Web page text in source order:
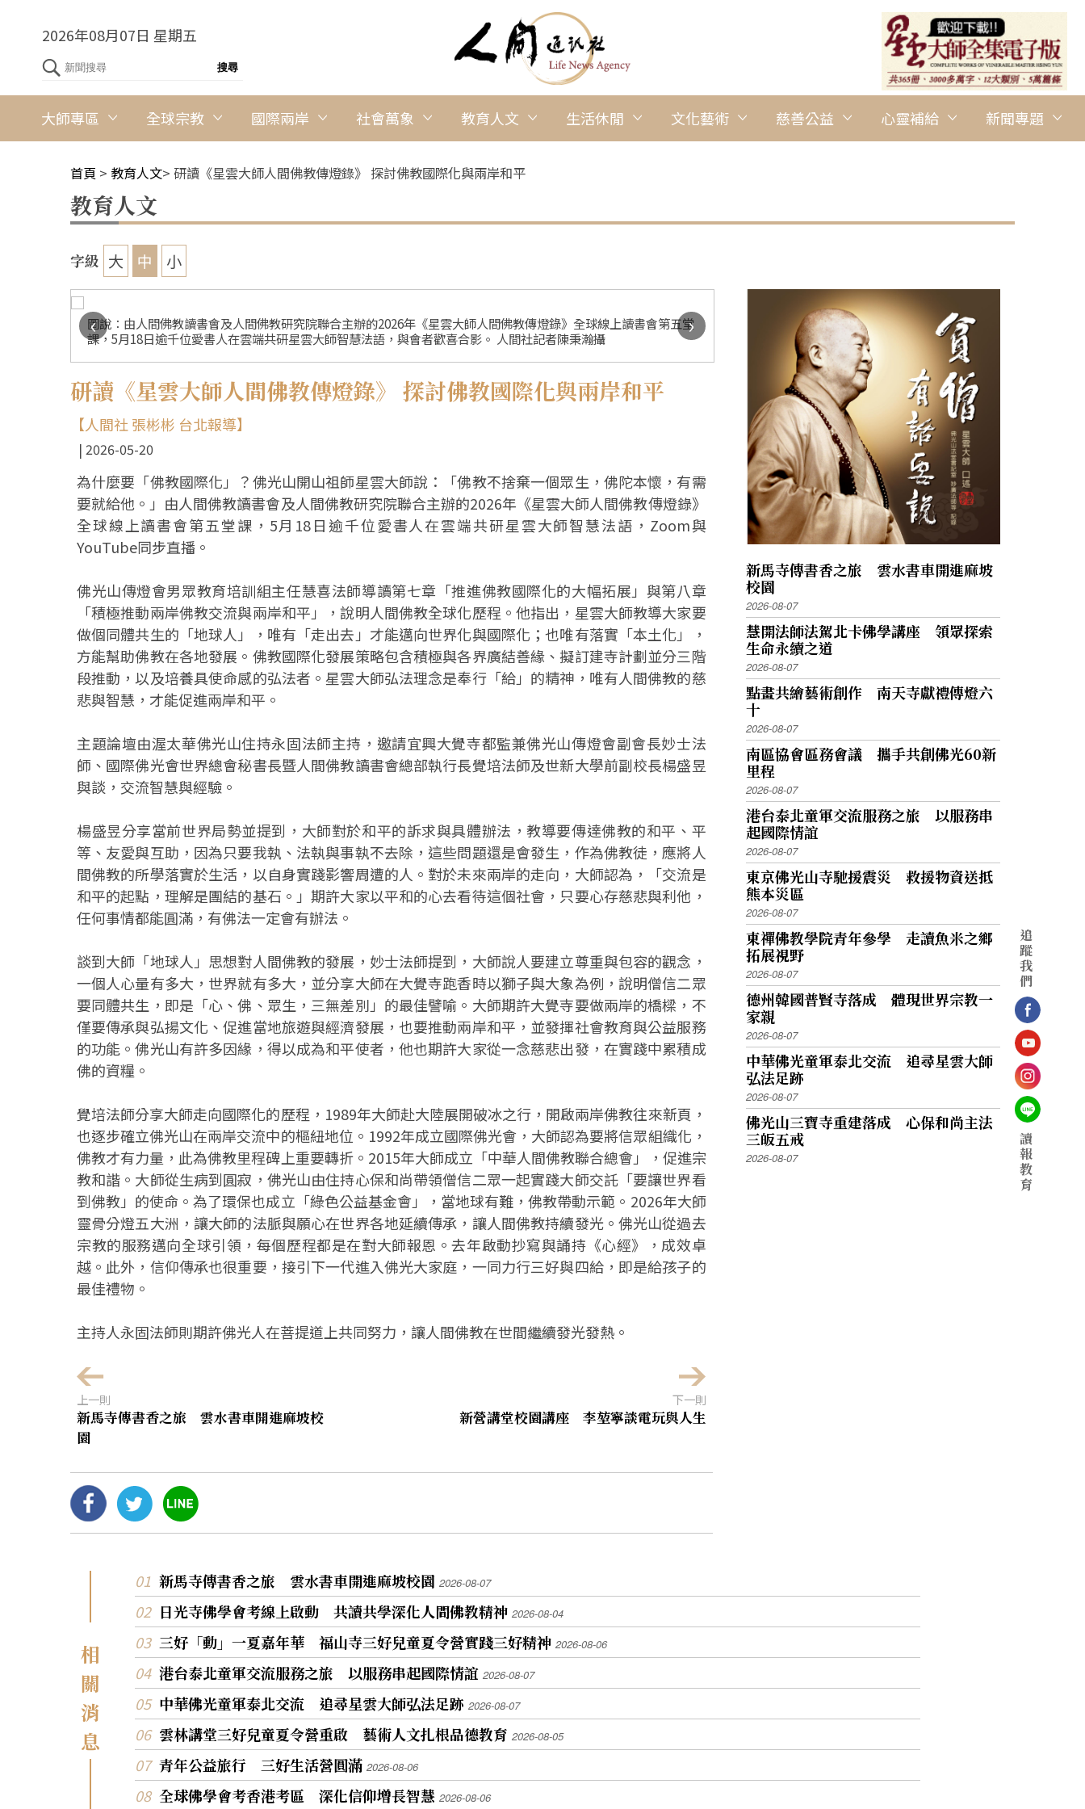
2026年08月07日 星期五
大師專區 全球宗教 國際兩岸 社會萬象 教育人文 生活休閒 文化藝術 慈善公益 心靈補給 新聞專題
首頁 > 教育人文> 研讀《星雲大師人間佛教傳燈錄》 探討佛教國際化與兩岸和平
教育人文
字級 大 中 小
圖說：由人間佛教讀書會及人間佛教研究院聯合主辦的2026年《星雲大師人間佛教傳燈錄》全球線上讀書會第五堂
課，5月18日逾千位愛書人在雲端共研星雲大師智慧法語，與會者歡喜合影。 人間社記者陳秉瀚攝
圖說：主題論壇由渥太華佛光山住持永固法師(右上第1位)主持
師(右上第2位)、國際佛光會世界總會秘書長暨人間佛教讀書會
長楊盛昱(右上第4位)與談，交流智慧與經驗。 人間社記者陳秉瀚
‹ ›
研讀《星雲大師人間佛教傳燈錄》 探討佛教國際化與兩岸和平
【人間社 張彬彬 台北報導】
2026-05-20
為什麼要「佛教國際化」？佛光山開山祖師星雲大師說：「佛教不捨棄一個眾生，佛陀本懷，有需
要就給他。」由人間佛教讀書會及人間佛教研究院聯合主辦的2026年《星雲大師人間佛教傳燈錄》
全球線上讀書會第五堂課，5月18日逾千位愛書人在雲端共研星雲大師智慧法語，Zoom與
YouTube同步直播。
佛光山傳燈會男眾教育培訓組主任慧喜法師導讀第七章「推進佛教國際化的大幅拓展」與第八章
「積極推動兩岸佛教交流與兩岸和平」，說明人間佛教全球化歷程。他指出，星雲大師教導大家要
做個同體共生的「地球人」，唯有「走出去」才能邁向世界化與國際化；也唯有落實「本土化」，
方能幫助佛教在各地發展。佛教國際化發展策略包含積極與各界廣結善緣、擬訂建寺計劃並分三階
段推動，以及培養具使命感的弘法者。星雲大師弘法理念是奉行「給」的精神，唯有人間佛教的慈
悲與智慧，才能促進兩岸和平。
主題論壇由渥太華佛光山住持永固法師主持，邀請宜興大覺寺都監兼佛光山傳燈會副會長妙士法
師、國際佛光會世界總會秘書長暨人間佛教讀書會總部執行長覺培法師及世新大學前副校長楊盛昱
與談，交流智慧與經驗。
楊盛昱分享當前世界局勢並提到，大師對於和平的訴求與具體辦法，教導要傳達佛教的和平、平
等、友愛與互助，因為只要我執、法執與事執不去除，這些問題還是會發生，作為佛教徒，應將人
間佛教的所學落實於生活，以自身實踐影響周遭的人。對於未來兩岸的走向，大師認為，「交流是
和平的起點，理解是團結的基石。」期許大家以平和的心去看待這個社會，只要心存慈悲與利他，
任何事情都能圓滿，有佛法一定會有辦法。
談到大師「地球人」思想對人間佛教的發展，妙士法師提到，大師說人要建立尊重與包容的觀念，
一個人心量有多大，世界就有多大，並分享大師在大覺寺跑香時以獅子與大象為例，說明僧信二眾
要同體共生，即是「心、佛、眾生，三無差別」的最佳譬喻。大師期許大覺寺要做兩岸的橋樑，不
僅要傳承與弘揚文化、促進當地旅遊與經濟發展，也要推動兩岸和平，並發揮社會教育與公益服務
的功能。佛光山有許多因緣，得以成為和平使者，他也期許大家從一念慈悲出發，在實踐中累積成
佛的資糧。
覺培法師分享大師走向國際化的歷程，1989年大師赴大陸展開破冰之行，開啟兩岸佛教往來新頁，
也逐步確立佛光山在兩岸交流中的樞紐地位。1992年成立國際佛光會，大師認為要將信眾組織化，
佛教才有力量，此為佛教里程碑上重要轉折。2015年大師成立「中華人間佛教聯合總會」，促進宗
教和諧。大師從生病到圓寂，佛光山由住持心保和尚帶領僧信二眾一起實踐大師交託「要讓世界看
到佛教」的使命。為了環保也成立「綠色公益基金會」，當地球有難，佛教帶動示範。2026年大師
靈骨分燈五大洲，讓大師的法脈與願心在世界各地延續傳承，讓人間佛教持續發光。佛光山從過去
宗教的服務邁向全球引領，每個歷程都是在對大師報恩。去年啟動抄寫與誦持《心經》，成效卓
越。此外，信仰傳承也很重要，接引下一代進入佛光大家庭，一同力行三好與四給，即是給孩子的
最佳禮物。
主持人永固法師則期許佛光人在菩提道上共同努力，讓人間佛教在世間繼續發光發熱。
上一則
新馬寺傳書香之旅 雲水書車開進麻坡校
園
下一則
新營講堂校園講座 李堃寧談電玩與人生
新馬寺傳書香之旅 雲水書車開進麻坡
校園
2026-08-07
慧開法師法駕北卡佛學講座 領眾探索
生命永續之道
2026-08-07
點畫共繪藝術創作 南天寺獻禮傳燈六
十
2026-08-07
南區協會區務會議 攜手共創佛光60新
里程
2026-08-07
港台泰北童軍交流服務之旅 以服務串
起國際情誼
2026-08-07
東京佛光山寺馳援震災 救援物資送抵
熊本災區
2026-08-07
東禪佛教學院青年參學 走讀魚米之鄉
拓展視野
2026-08-07
德州韓國普賢寺落成 體現世界宗教一
家親
2026-08-07
中華佛光童軍泰北交流 追尋星雲大師
弘法足跡
2026-08-07
佛光山三寶寺重建落成 心保和尚主法
三皈五戒
2026-08-07
相
關
消
息
新馬寺傳書香之旅 雲水書車開進麻坡校園 2026-08-07
日光寺佛學會考線上啟動 共讀共學深化人間佛教精神 2026-08-04
三好「動」一夏嘉年華 福山寺三好兒童夏令營實踐三好精神 2026-08-06
港台泰北童軍交流服務之旅 以服務串起國際情誼 2026-08-07
中華佛光童軍泰北交流 追尋星雲大師弘法足跡 2026-08-07
雲林講堂三好兒童夏令營重啟 藝術人文扎根品德教育 2026-08-05
青年公益旅行 三好生活營圓滿 2026-08-06
全球佛學會考香港考區 深化信仰增長智慧 2026-08-06
追
蹤
我
們
讀
報
教
育